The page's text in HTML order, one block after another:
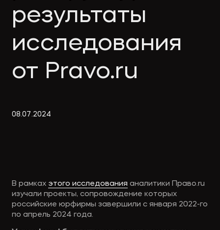
правоПолезные
материалы
Статьи
результаты
исследования
от Pravo.ru
08.07.2024
В рамках этого исследования аналитики Право.ru
изучали проекты, сопровождение которых
российские юрфирмы завершили с января 2022-го
по апрель 2024 года.